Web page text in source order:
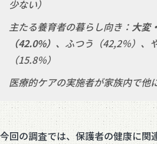
少ない）
主たる養育者の暮らし向き： 大変
（42.0%） 、ふつう（42,2％）、
（15.8％）
医療的ケアの実施者が家族内で他
今回の調査では、保護者の健康に関